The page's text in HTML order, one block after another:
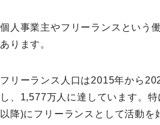
個人事業主やフリーランスという
あります。
フリーランス人口は2015年から
し、1,577万人に達しています。
以降)にフリーランスとして活動を